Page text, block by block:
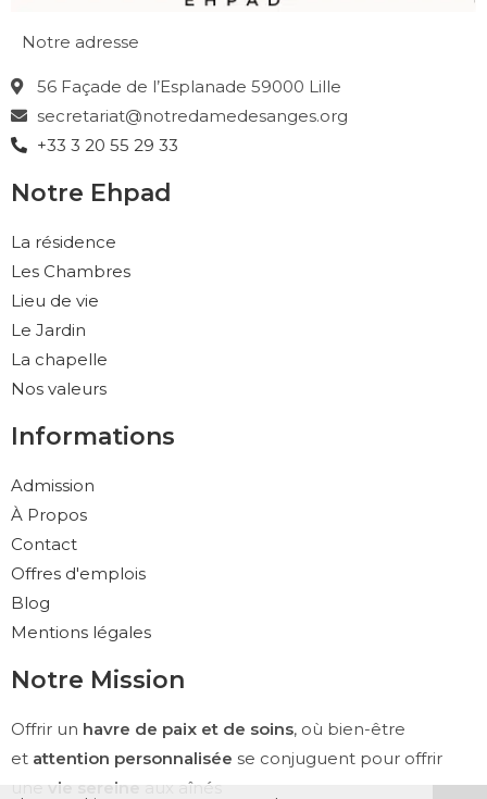
Notre adresse
56 Façade de l’Esplanade 59000 Lille
secretariat@notredamedesanges.org
+33 3 20 55 29 33
Notre Ehpad
La résidence
Les Chambres
Lieu de vie
Le Jardin
La chapelle
Nos valeurs
Informations
Admission
À Propos
Contact
Offres d'emplois
Blog
Mentions légales
Notre Mission
Offrir un havre de paix et de soins, où bien-être
et attention personnalisée se conjuguent pour offrir
une vie sereine aux aînés